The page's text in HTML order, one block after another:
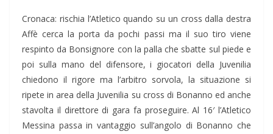
Cronaca: rischia l’Atletico quando su un cross dalla destra
Affè cerca la porta da pochi passi ma il suo tiro viene
respinto da Bonsignore con la palla che sbatte sul piede e
poi sulla mano del difensore, i giocatori della Juvenilia
chiedono il rigore ma l’arbitro sorvola, la situazione si
ripete in area della Juvenilia su cross di Bonanno ed anche
stavolta il direttore di gara fa proseguire. Al 16′ l’Atletico
Messina passa in vantaggio sull’angolo di Bonanno che